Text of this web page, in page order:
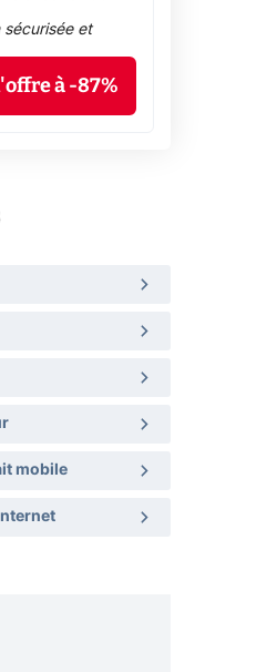
sécurisée et
à -87%
mobile